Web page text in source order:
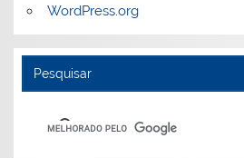
WordPress.org
Pesquisar